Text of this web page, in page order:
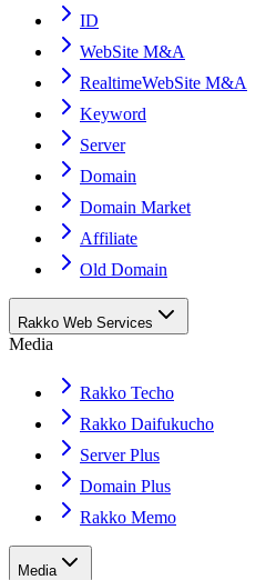
ID
WebSite M&A
RealtimeWebSite M&A
Keyword
Server
Domain
Domain Market
Affiliate
Old Domain
Rakko Web Services
Media
Rakko Techo
Rakko Daifukucho
Server Plus
Domain Plus
Rakko Memo
Media